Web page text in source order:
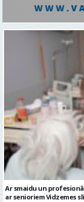
Ar smaidu un
ar senioriem Vidzemes